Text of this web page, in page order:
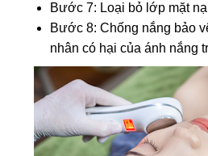
Bước 7: Loại bỏ lớp mặt
Bước 8: Chống nắng bảo
nhân có hại của ánh nắng